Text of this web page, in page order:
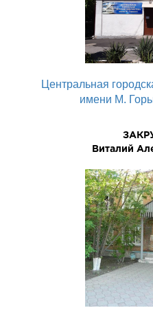
Центральная
имени М.
Виталий